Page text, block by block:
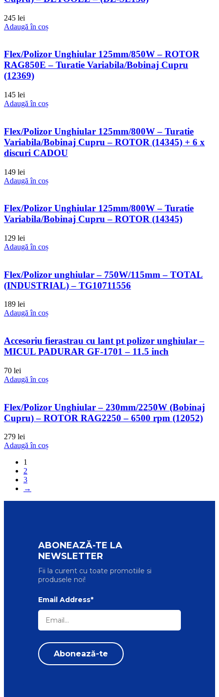
245 lei
Adaugă în coș
Flex/Polizor Unghiular 125mm/850W – ROTOR
RAG850E – Turatie Variabila/Bobinaj Cupru
(12369)
145 lei
Adaugă în coș
Flex/Polizor Unghiular 125mm/800W – Turatie
Variabila/Bobinaj Cupru – ROTOR (14345) + 6 x
discuri CADOU
149 lei
Adaugă în coș
Flex/Polizor Unghiular 125mm/800W – Turatie
Variabila/Bobinaj Cupru – ROTOR (14345)
129 lei
Adaugă în coș
Flex/Polizor unghiular – 750W/115mm – TOTAL
(INDUSTRIAL) – TG10711556
189 lei
Adaugă în coș
Accesoriu fierastrau cu lant pt polizor unghiular –
MICUL PADURAR GF-1701 – 11.5 inch
70 lei
Adaugă în coș
Flex/Polizor Unghiular – 230mm/2250W (Bobinaj
Cupru) – ROTOR RAG2250 – 6500 rpm (12052)
279 lei
Adaugă în coș
1
2
3
→
ABONEAZĂ-TE LA
NEWSLETTER
Fii la curent cu toate promotiile si
produsele noi!
Email Address*